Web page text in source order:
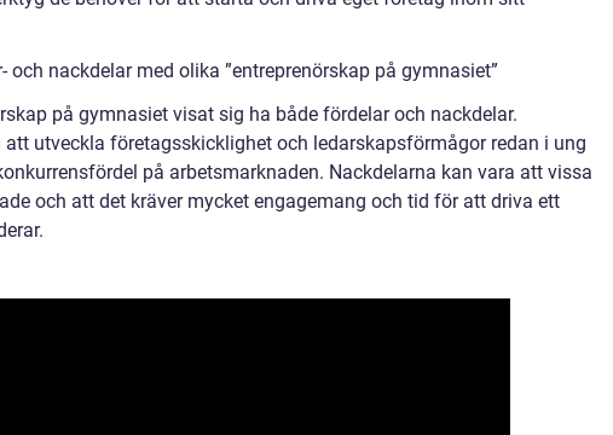
och nackdelar med olika ”entreprenörskap på gymnasiet”
på gymnasiet visat sig ha både fördelar och nackdelar.
utveckla företagsskicklighet och ledarskapsförmågor redan i ung
på arbetsmarknaden. Nackdelarna kan vara att vissa
och att det kräver mycket engagemang och tid för att driva ett